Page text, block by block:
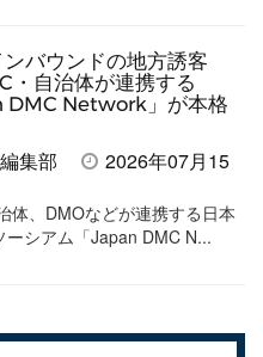
バウンドの地方誘客
自治体が連携する
DMC Network」が本格
集部
2026年07月15
体、DMOなどが連携する日本
ーシアム「Japan DMC N...